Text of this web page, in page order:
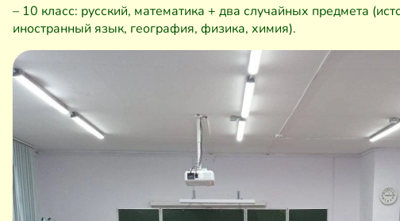
– 10 класс: русский, математика + два случайных предмета
иностранный язык, география, физика, химия).